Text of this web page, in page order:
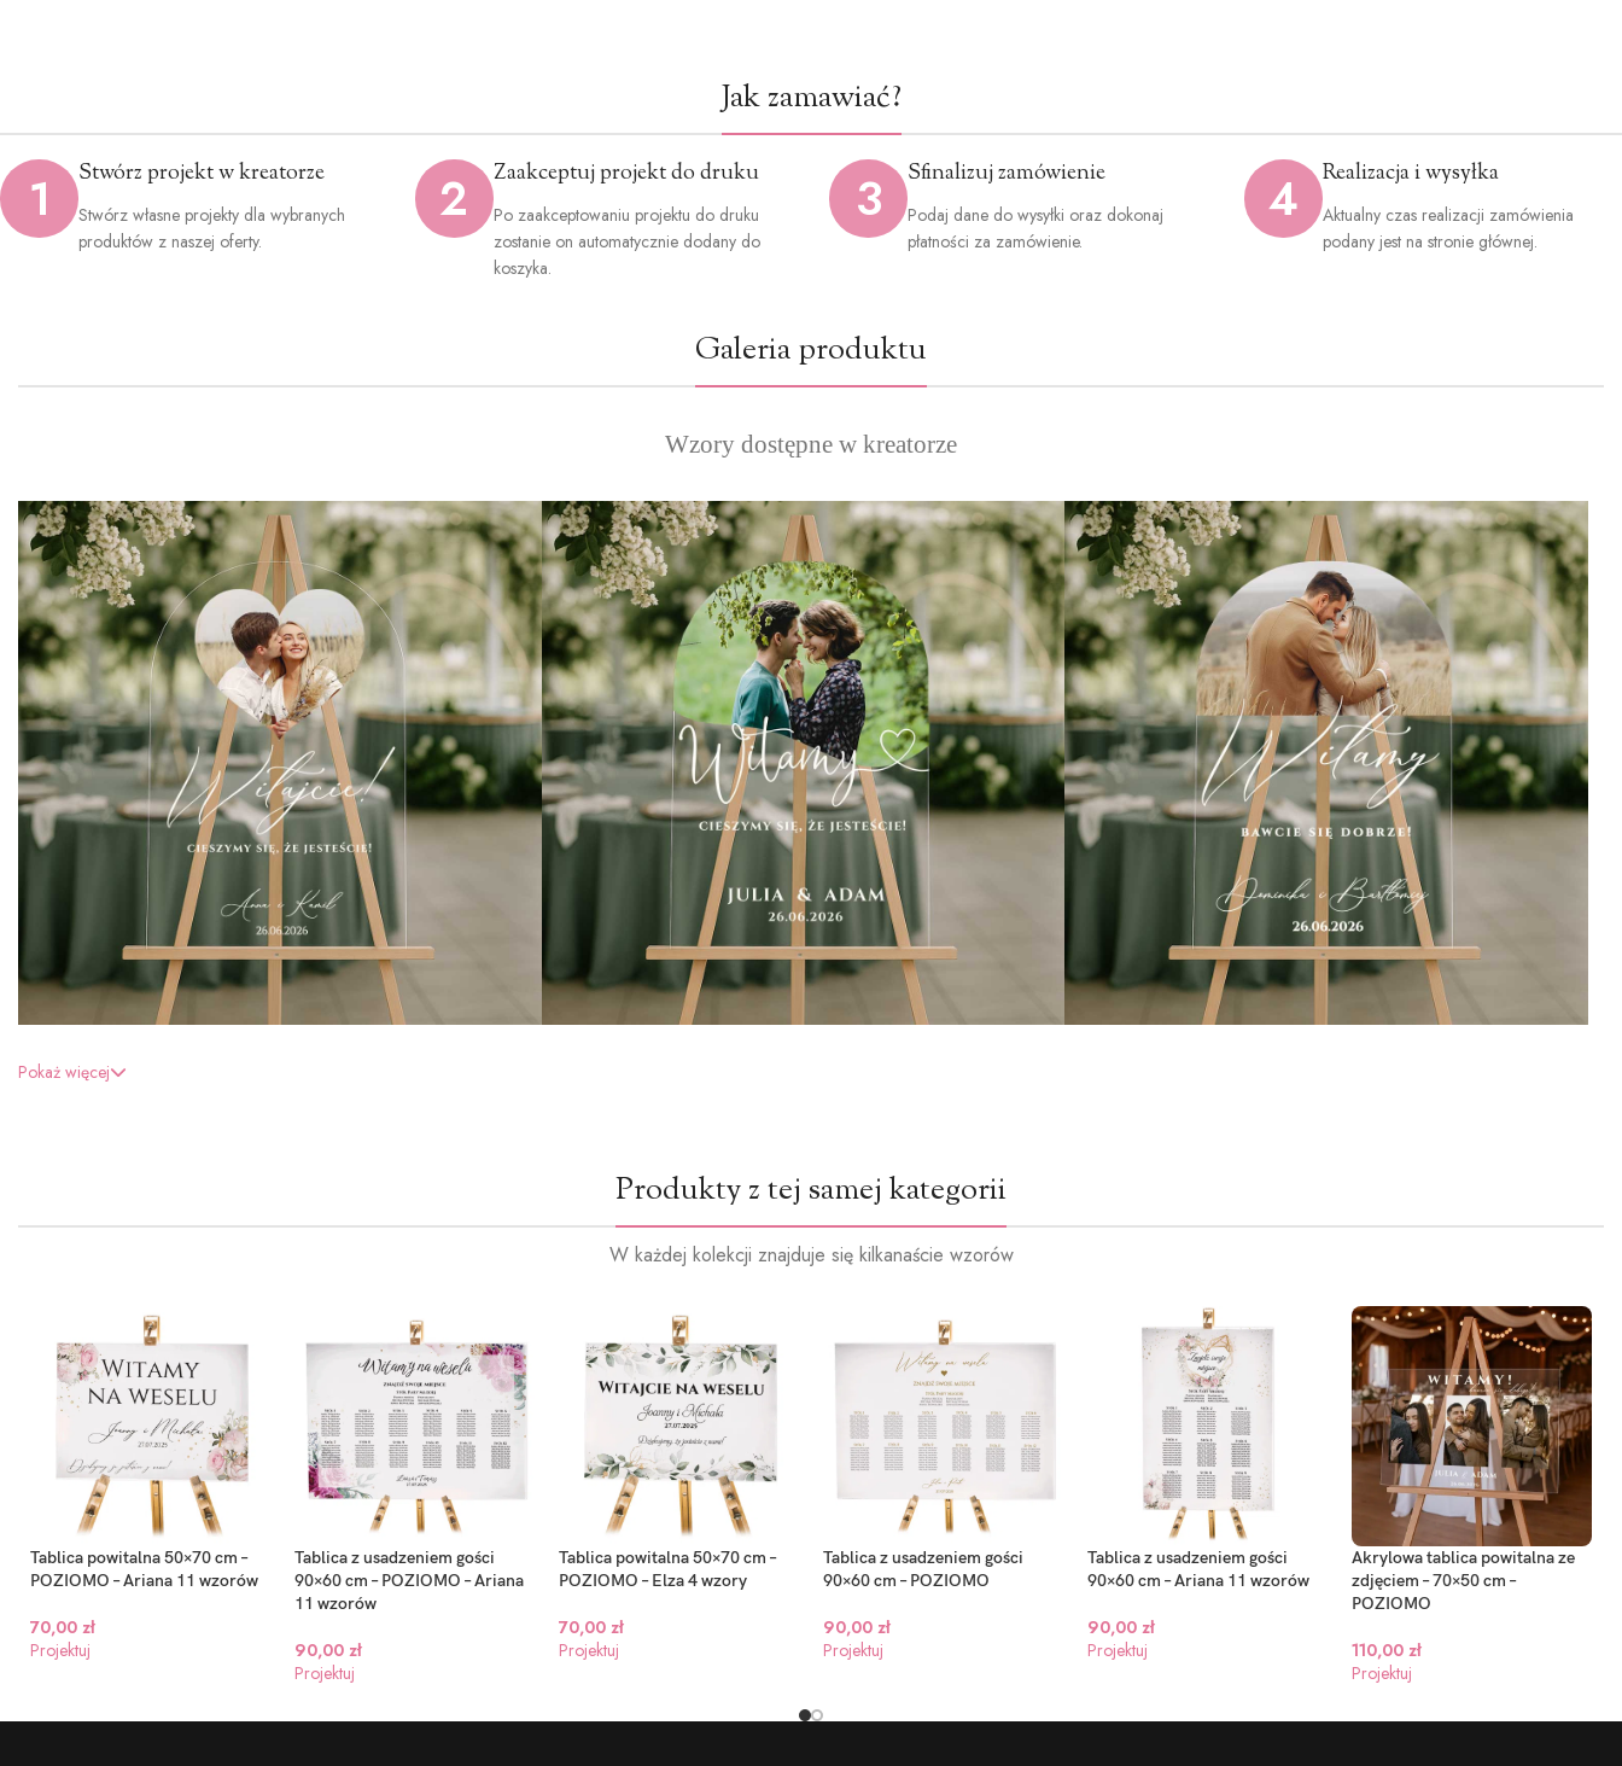
Jak zamawiać?
1 Stwórz projekt w kreatorze
Stwórz własne projekty dla wybranych
produktów z naszej oferty.
2 Zaakceptuj projekt do druku
Po zaakceptowaniu projektu do druku
zostanie on automatycznie dodany do
koszyka.
3 Sfinalizuj zamówienie
Podaj dane do wysyłki oraz dokonaj
płatności za zamówienie.
4 Realizacja i wysyłka
Aktualny czas realizacji zamówienia
podany jest na stronie głównej.
Galeria produktu
Wzory dostępne w kreatorze
Pokaż więcej
Produkty z tej samej kategorii
W każdej kolekcji znajduje się kilkanaście wzorów
Tablica powitalna 50×70 cm –
POZIOMO – Ariana 11 wzorów
70,00 zł
Projektuj
Tablica z usadzeniem gości
90×60 cm – POZIOMO – Ariana
11 wzorów
90,00 zł
Projektuj
Tablica powitalna 50×70 cm –
POZIOMO – Elza 4 wzory
70,00 zł
Projektuj
Tablica z usadzeniem gości
90×60 cm – POZIOMO
90,00 zł
Projektuj
Tablica z usadzeniem gości
90×60 cm – Ariana 11 wzorów
90,00 zł
Projektuj
Akrylowa tablica powitalna ze
zdjęciem – 70×50 cm –
POZIOMO
110,00 zł
Projektuj